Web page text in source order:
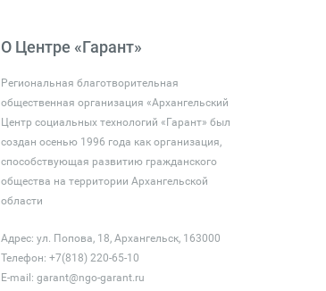
О Центре «Гарант»
Региональная благотворительная
общественная организация «Архангельский
Центр социальных технологий «Гарант» был
создан осенью 1996 года как организация,
способствующая развитию гражданского
общества на территории Архангельской
области
Адрес: ул. Попова, 18, Архангельск, 163000
Телефон: +7(818) 220-65-10
E-mail: garant@ngo-garant.ru